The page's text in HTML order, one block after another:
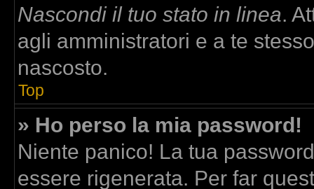
Nascondi il tuo stato in linea.
agli amministratori e a te
nascosto.
Top
» Ho perso la mia password!
Niente panico! La tua
essere rigenerata. Per far